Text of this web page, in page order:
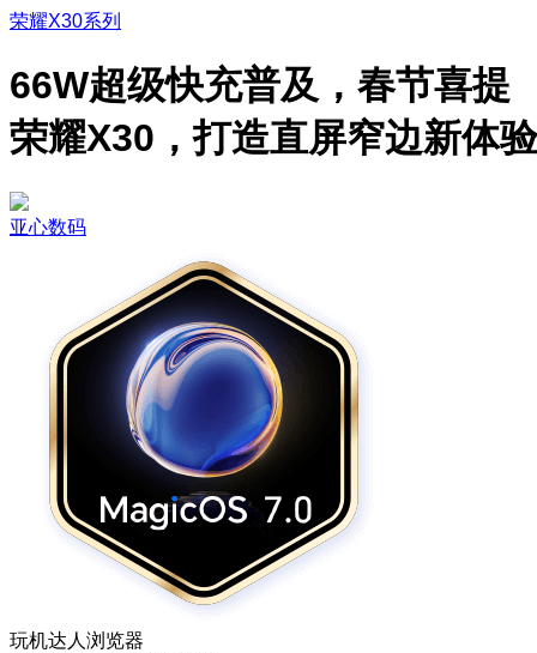
荣耀X30系列
66W超级快充普及，春节喜提
荣耀X30，打造直屏窄边新体验
亚心数码
玩机达人 浏览器